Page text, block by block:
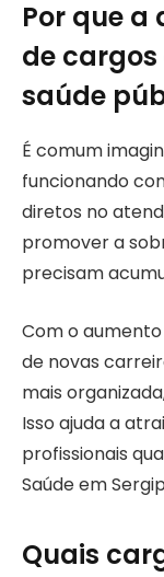
Por que
de
saúde
É comum
funcionando
diretos no
promover a
precisam
Com o
de novas
mais
Isso ajuda a
profissionais
Saúde em
Quais